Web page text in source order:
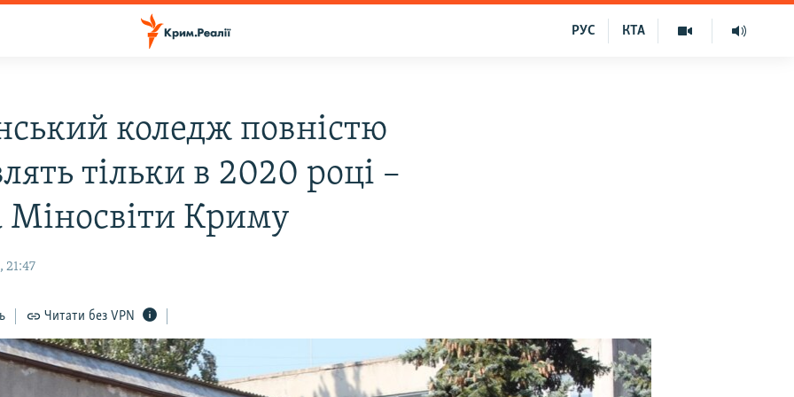
КТА
РУС
коледж повністю
тільки в 2020 році –
Міносвіти Криму
21:47
Читати без VPN